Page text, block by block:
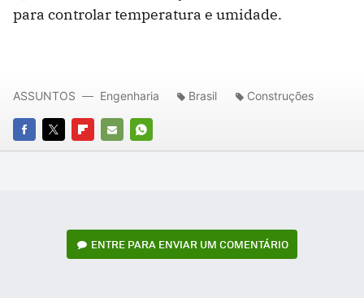
para controlar temperatura e umidade.
FACEBOOK
TWITTERFLIPBOARD
E-
WHATSAPP
ASSUNTOS Engenharia Brasil Construções
ENTRE PARA ENVIAR UM COMENTÁRIO